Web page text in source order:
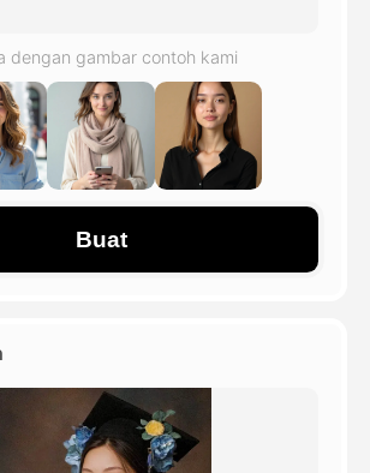
Semua Template
dengan gambar contoh kami
Buat